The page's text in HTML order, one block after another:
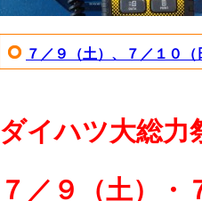
７／９（土）、７／１０
ダイハツ大総力
７／９（土）・